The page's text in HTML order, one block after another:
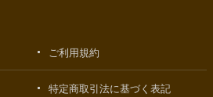
ご利用規約
特定商取引法に基づく表記